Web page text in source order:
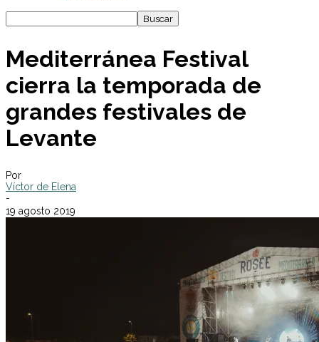
Mediterránea Festival
cierra la temporada de
grandes festivales de
Levante
Por
Víctor de Elena
-
19 agosto 2019